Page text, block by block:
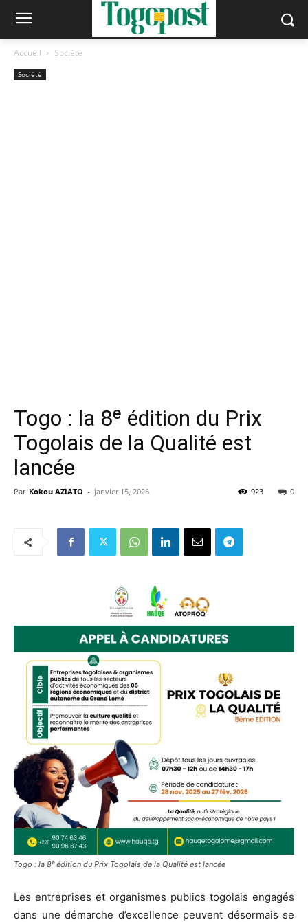
Accueil Société
Société
Togo : la 8ᵉ édition du Prix
Togolais de la Qualité est
lancée
Par Kokou AZIATO - janvier 15, 2026 0
923
Togo : la 8ᵉ édition du Prix Togolais de la Qualité est lancée
Les entreprises et organismes publics togolais engagés
dans une démarche d’excellence peuvent désormais se